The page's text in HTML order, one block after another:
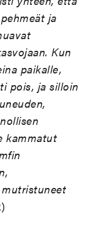
ja
Kun
paikalle,
pois, ja silloin
kammatut